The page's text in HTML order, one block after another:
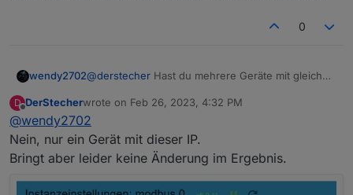
0
wendy2702@derstecher Hast du mehrere Geräte mit gleicher
Wenn nein ist es in dem Fall einfacher den Haken
bei „Mehrere IDs“ zu entfernen.
Sonst solltest du bei den Registern auch die ID 3
abfragen und nicht 1
D
Offline
DerStecherwrote on Feb 26, 2023, 4:32 PM
last edited by
@wendy2702
Nein, nur ein Gerät mit dieser IP.
Bringt aber leider keine Änderung im Ergebnis.